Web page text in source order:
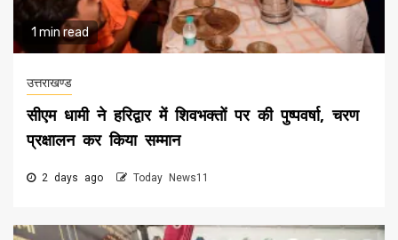
1 min read
उत्तराखण्ड
सीएम धामी ने हरिद्वार में शिवभक्तों पर की पुष्पवर्षा, चरण
प्रक्षालन कर किया सम्मान
2 days ago Today News11